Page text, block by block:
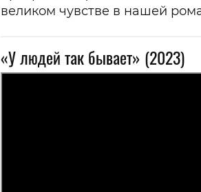
великом чувстве в нашей
«У людей так бывает» (2023)